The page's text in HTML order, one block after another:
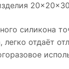
силикона
отдаёт